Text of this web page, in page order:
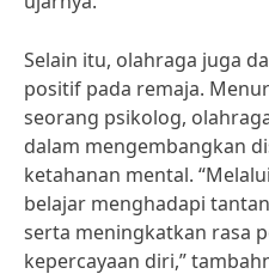
Selain itu, olahraga juga
positif pada remaja.
seorang psikolog,
dalam mengembangkan
ketahanan mental.
belajar menghadapi
serta meningkatkan rasa
kepercayaan diri,”